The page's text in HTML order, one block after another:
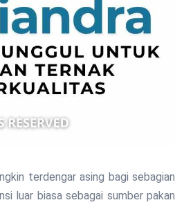
terdengar asing bagi sebagian
luar biasa sebagai sumber pakan